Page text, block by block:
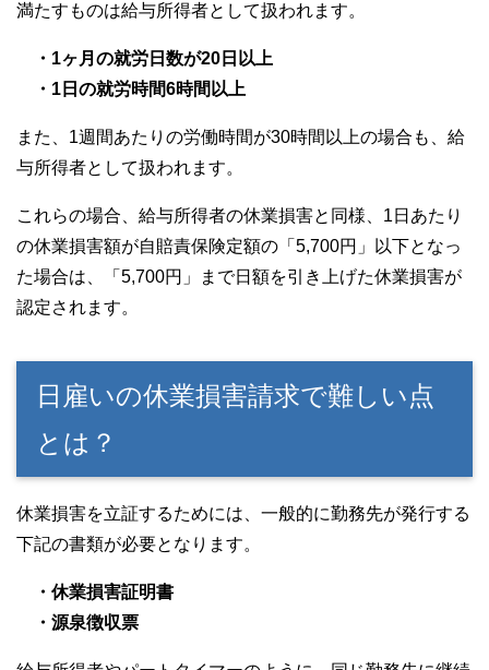
満たすものは給与所得者として扱われます。
・1ヶ月の就労日数が20日以上
・1日の就労時間6時間以上
また、1週間あたりの労働時間が30時間以上の場合も、給
与所得者として扱われます。
これらの場合、給与所得者の休業損害と同様、1日あたり
の休業損害額が自賠責保険定額の「5,700円」以下となっ
た場合は、「5,700円」まで日額を引き上げた休業損害が
認定されます。
日雇いの休業損害請求で難しい点
とは？
休業損害を立証するためには、一般的に勤務先が発行する
下記の書類が必要となります。
・休業損害証明書
・源泉徴収票